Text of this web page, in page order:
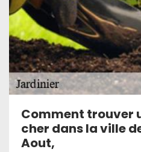
Comment trouver
cher dans la ville
Aout,